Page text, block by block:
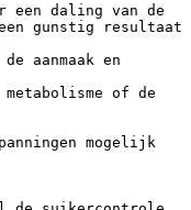
een daling van de
gunstig resultaat
aanmaak en
of de
mogelijk